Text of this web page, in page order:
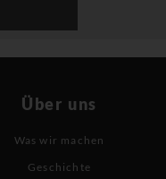
Über uns
Was wir machen
Geschichte